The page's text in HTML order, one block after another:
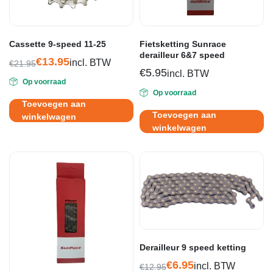
Cassette 9-speed 11-25
€21.95
prijs
was:
€21.95.
€13.95
prijs
is:
€13.95.
incl. BTW
Op voorraad
Toevoegen aan
winkelwagen
Fietsketting Sunrace
derailleur 6&7 speed
€5.95incl. BTW
Op voorraad
Toevoegen aan
winkelwagen
Derailleur 9 speed ketting
€12.95€6.95incl. BTW